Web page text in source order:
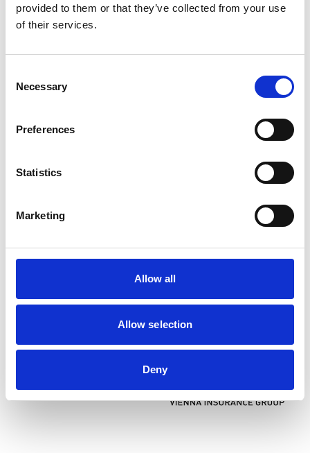
provided to them or that they’ve collected from your use
of their services.
Selection
Necessary
Preferences
Statistics
Marketing
Allow all
Allow selection
Deny